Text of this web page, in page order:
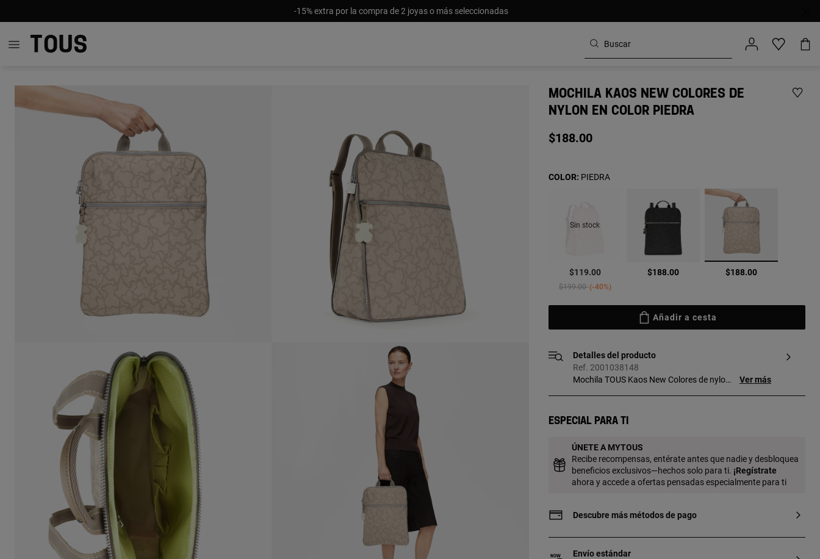
-15% extra por la compra de 2 joyas o más seleccionadas
MOCHILA KAOS NEW COLORES DE
NYLON EN COLOR PIEDRA
$188.00
Sin stock
$119.00
Price reduced from
$199.00to-40%
$188.00 seleccionado
$188.00
COLOR: PIEDRA
Añadir a cesta
Detalles del producto
Ref. 2001038148
Mochila TOUS Kaos New Colores de nylon
cremallera. Bolsillo frontal con cremallera.
abiertos y uno con cremallera. Correas de
hombro ajustables. Medidas (alto x ancho
x fondo): 41 x 32 x 13 cm.
Ver más
Especial para ti
ÚNETE A MYTOUS
Recibe recompensas, entérate antes que nadie y desbloquea
beneficios exclusivos—hechos solo para ti. ¡Regístrate
ahora y accede a ofertas pensadas especialmente para ti
Descubre más métodos de pago
Envío estándar